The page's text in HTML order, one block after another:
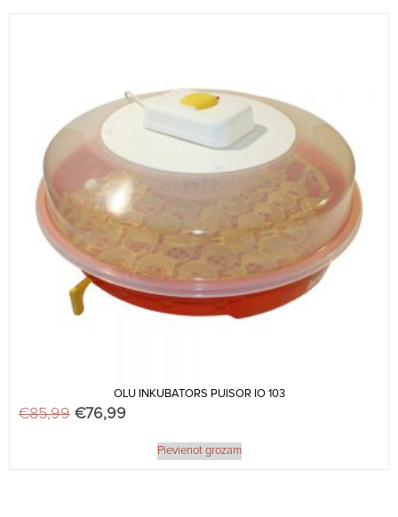
OLU INKUBATORS PUISOR IO 103
€85,99 Original price was: €85,99.
€76,99
Pievienot grozam